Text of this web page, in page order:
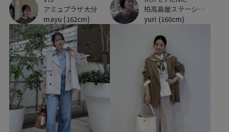
アミュプラザ大分
mayu (162cm)
柏高島屋ステーションモール
yuri (160cm)